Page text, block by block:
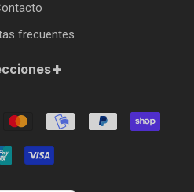
frecuentes
+